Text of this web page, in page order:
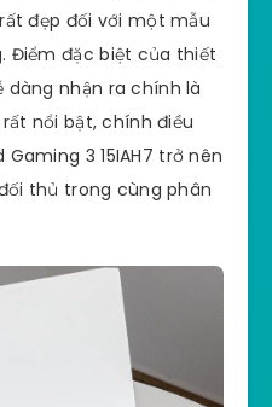
đẹp đối với một mẫu
Điểm đặc biệt của thiết
nhận ra chính là
nổi bật, chính điều
3 15IAH7 trở nên
thủ trong cùng phân